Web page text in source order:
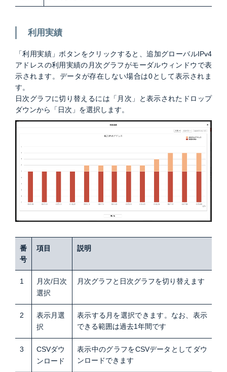
利用実績
「利用実績」ボタンをクリックすると、追加グローバルIPv4
アドレスの利用実績の月次グラフがモーダルウィンドウで表
示されます。データが存在しない場合は0として表示されま
す。
日次グラフに切り替えるには「月次」と表示されたドロップ
ダウンから「日次」を選択します。
番
号
項目 説明
1
月次/日次
選択
月次グラフと日次グラフを切り替えます
2
表示月選
択
表示する月を選択できます。なお、表示
できる範囲は過去1年間です
3
CSVダウ
ンロード
表示中のグラフをCSVデータとしてダウ
ンロードできます